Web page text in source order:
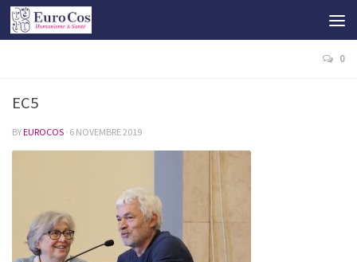
0
EC5
BYEUROCOS · 6 NOVEMBRE 2019